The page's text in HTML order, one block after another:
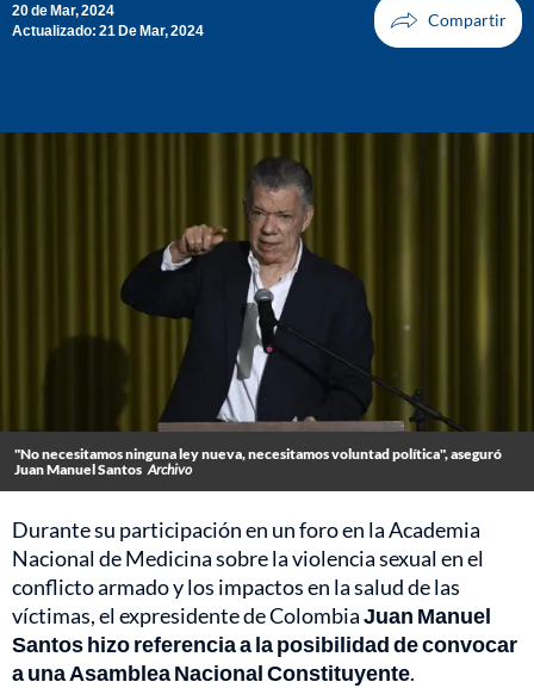
20 de Mar, 2024
Actualizado: 21 De Mar, 2024
"No necesitamos ninguna ley nueva, necesitamos voluntad política", aseguró
Juan Manuel Santos Archivo
Durante su participación en un foro en la Academia
Nacional de Medicina sobre la violencia sexual en el
conflicto armado y los impactos en la salud de las
víctimas, el expresidente de ColombiaJuan Manuel
Santos hizo referencia a la posibilidad de convocar
a una Asamblea Nacional Constituyente.